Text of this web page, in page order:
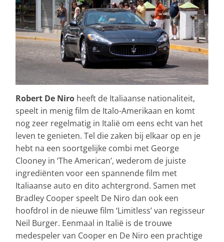
Robert De Niro heeft de Italiaanse nationaliteit,
speelt in menig film de Italo-Amerikaan en komt
nog zeer regelmatig in Italië om eens echt van het
leven te genieten. Tel die zaken bij elkaar op en je
hebt na een soortgelijke combi met George
Clooney in ‘The American’, wederom de juiste
ingrediënten voor een spannende film met
Italiaanse auto en dito achtergrond. Samen met
Bradley Cooper speelt De Niro dan ook een
hoofdrol in de nieuwe film ‘Limitless’ van regisseur
Neil Burger. Eenmaal in Italië is de trouwe
medespeler van Cooper en De Niro een prachtige